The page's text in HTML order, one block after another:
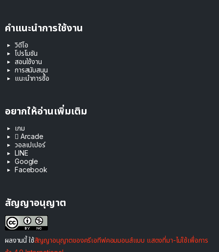
คำแนะนำการใช้งาน
วิดีโอ
โปรโมชัน
สอนใช้งาน
การสนับสนุน
แนะนำการซื้อ
อยากให้อ่านเพิ่มเติม
เกม
 Arcade
วอลเปเปอร์
LINE
Google
Facebook
สัญญาอนุญาต
ผลงานนี้ ใช้สัญญาอนุญาตของครีเอทีฟคอมมอนส์แบบ แสดงที่มา-ไม่ใช้เพื่อการ